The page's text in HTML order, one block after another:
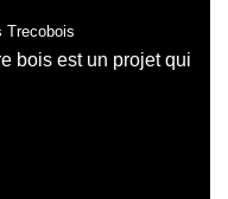
Trecobois
bois est un projet qui